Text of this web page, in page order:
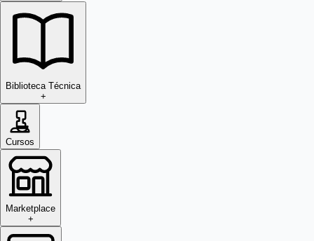
Biblioteca Técnica
+
Cursos
Marketplace
+